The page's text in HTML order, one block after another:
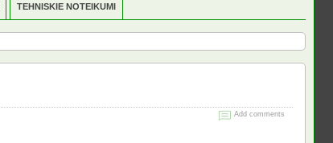
TEHNISKIE NOTEIKUMI
Add comments